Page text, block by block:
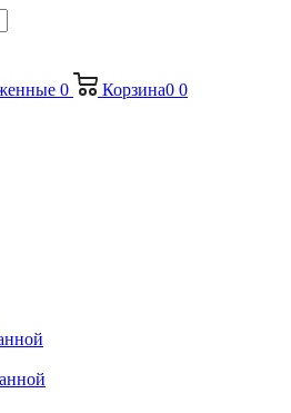
0 Корзина0 0